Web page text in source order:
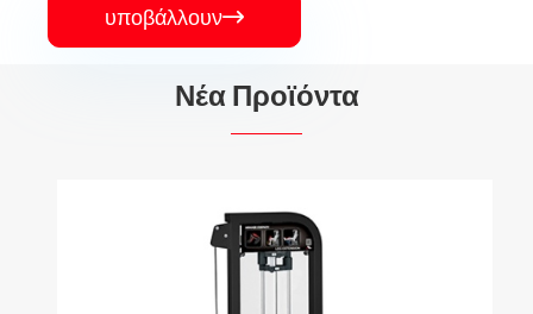
υποβάλλουν
Νέα Προϊόντα